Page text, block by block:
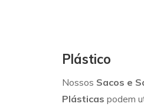
Plástico
Nossos Sacos e
Plásticas podem